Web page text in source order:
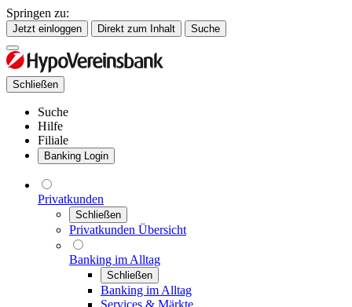
Springen zu:
Jetzt einloggen Direkt zum Inhalt Suche
Schließen
Suche
Hilfe
Filiale
Banking Login
Privatkunden
Schließen
Privatkunden Übersicht
Banking im Alltag
Schließen
Banking im Alltag
Services & Märkte